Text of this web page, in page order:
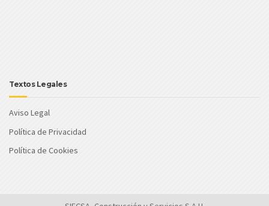
Textos Legales
Aviso Legal
Política de Privacidad
Política de Cookies